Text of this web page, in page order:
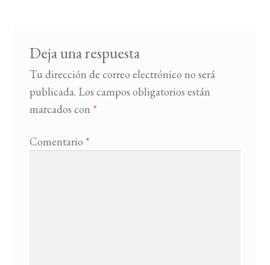
LISTA DE LIBROS
Deja una respuesta
Tu dirección de correo electrónico no será
publicada. Los campos obligatorios están
marcados con *
Comentario *